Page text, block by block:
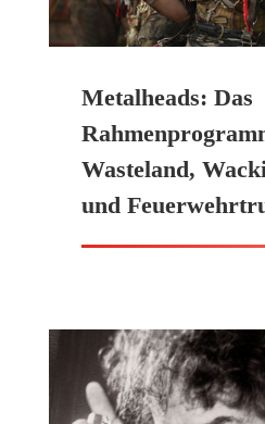
Metalheads: Das
Wasteland,
und